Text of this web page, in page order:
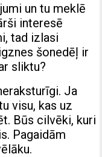
un tu meklē
interesē
tad izlasi
šonedēļ ir
sliktu?
Ja
visu, kas uz
Būs cilvēki, kuri
Pagaidām